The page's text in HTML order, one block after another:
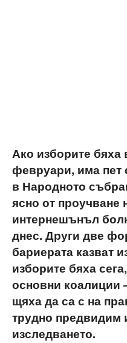
Ако изборите бяха
февруари, има пет
в Народното
ясно от проучване
интернешънъл
днес. Други две
бариерата казват
изборите бяха
основни
щяха да са с на
трудно предвидим
изследването.